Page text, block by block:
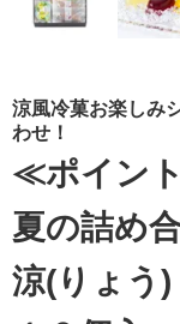
涼風冷菓お楽しみ
わせ！
≪ポイン
夏の詰め
涼(りょう)